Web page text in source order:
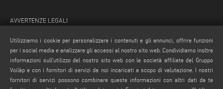
AVVERTENZE LEGALI
NOTE LEGALI
COMPLIANCE
COOKIE POLICY
CONDIZIONI GENERALI DI VENDITA
Utilizziamo i cookie per personalizzare i contenuti e gli annunci, offrire funzioni
per i social media e analizzare gli accessi al nostro sito web. Condividiamo inoltre
informazioni sull'utilizzo del nostro sito web con le società affiliate del Gruppo
Voilàp e con i fornitori di servizi da noi incaricati a scopo di valutazione. I nostri
fornitori di servizi possono combinare queste informazioni con altri dati da te